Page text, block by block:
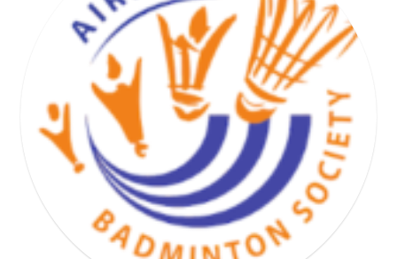
BASKET HAND VOLLEY SOCIETY